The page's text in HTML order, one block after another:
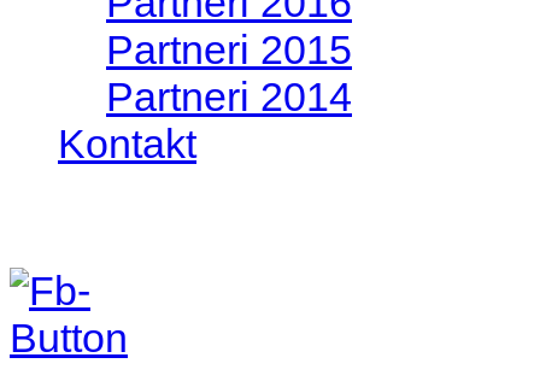
Partneri 2015
Partneri 2014
Kontakt